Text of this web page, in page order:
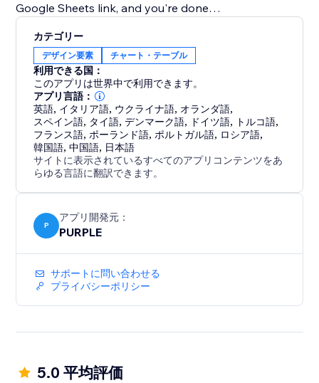
Google Sheets link, and you're done
How it works:
- Add the Google Sheets Viewer widget to any page
in the Editor
- Open the widget's Settings panel and paste a
Google Sheets sharing link
- Adjust the display options to match your site's style
- Publish - your visitors can now view and interact with
your spreadsheet.
Perfect for businesses sharing price lists, schedules,
product catalogs, project tracker and more...
カテゴリー
デザイン要素 チャート・テーブル
利用できる国：
このアプリは世界中で利用できます。
アプリ言語：
英語, イタリア語, ウクライナ語, オランダ語,
スペイン語, タイ語,デンマーク語, ドイツ語, トルコ語,
フランス語, ポーランド語, ポルトガル語, ロシア語,
韓国語,中国語, 日本語
サイトに表示されているすべてのアプリコンテンツをあ
らゆる言語に翻訳できます。
P
アプリ開発元：
PURPLE
サポートに問い合わせる
プライバシーポリシー
5.0 平均評価